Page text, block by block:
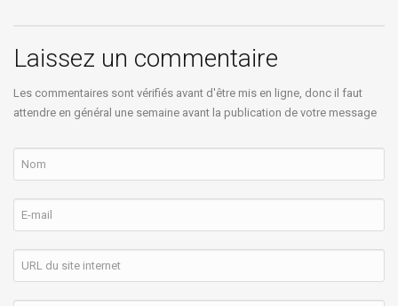
Laissez un commentaire
Les commentaires sont vérifiés avant d'être mis en ligne, donc il faut
attendre en général une semaine avant la publication de votre message